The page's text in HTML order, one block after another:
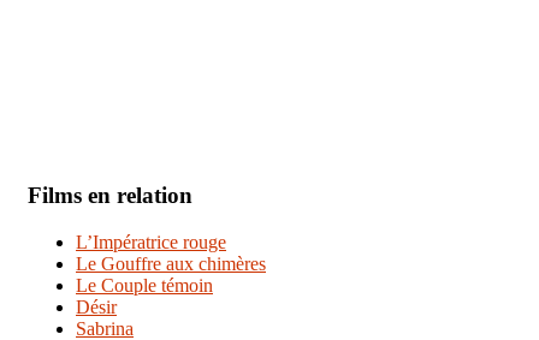
Films en relation
L’Impératrice rouge
Le Gouffre aux chimères
Le Couple témoin
Désir
Sabrina